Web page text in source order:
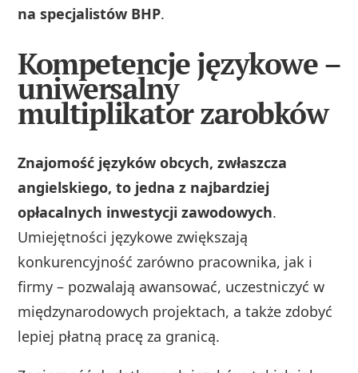
na specjalistów BHP.
Kompetencje językowe –
uniwersalny
multiplikator zarobków
Znajomość języków obcych, zwłaszcza
angielskiego, to jedna z najbardziej
opłacalnych inwestycji zawodowych.
Umiejętności językowe zwiększają
konkurencyjność zarówno pracownika, jak i
firmy – pozwalają awansować, uczestniczyć w
międzynarodowych projektach, a także zdobyć
lepiej płatną pracę za granicą.